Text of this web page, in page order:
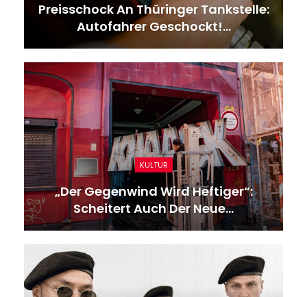
Preisschock An Thüringer Tankstelle:
Autofahrer Geschockt!…
KULTUR
„Der Gegenwind Wird Heftiger“:
Scheitert Auch Der Neue…